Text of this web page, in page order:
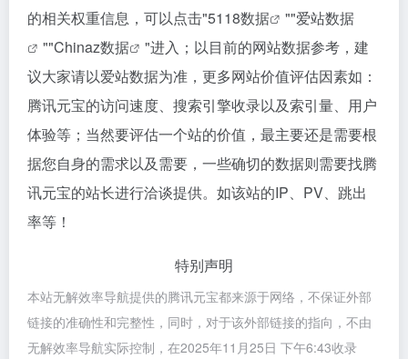
的相关权重信息，可以点击"5118数据 ""爱站数据
""Chinaz数据
"进入；以目前的网站数据参考，建
议大家请以爱站数据为准，更多网站价值评估因素如：
腾讯元宝的访问速度、搜索引擎收录以及索引量、用户
体验等；当然要评估一个站的价值，最主要还是需要根
据您自身的需求以及需要，一些确切的数据则需要找腾
讯元宝的站长进行洽谈提供。如该站的IP、PV、跳出
率等！
特别声明
本站无解效率导航提供的腾讯元宝都来源于网络，不保证外部
链接的准确性和完整性，同时，对于该外部链接的指向，不由
无解效率导航实际控制，在2025年11月25日 下午6:43收录